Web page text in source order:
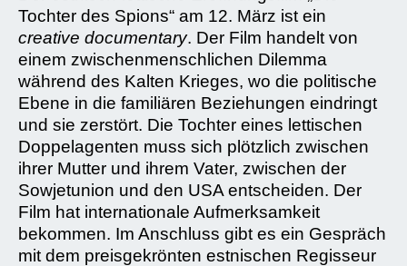
Tochter des Spions“ am 12. März ist ein
creative documentary. Der Film handelt von
einem zwischenmenschlichen Dilemma
während des Kalten Krieges, wo die politische
Ebene in die familiären Beziehungen eindringt
und sie zerstört. Die Tochter eines lettischen
Doppelagenten muss sich plötzlich zwischen
ihrer Mutter und ihrem Vater, zwischen der
Sowjetunion und den USA entscheiden. Der
Film hat internationale Aufmerksamkeit
bekommen. Im Anschluss gibt es ein Gespräch
mit dem preisgekrönten estnischen Regisseur